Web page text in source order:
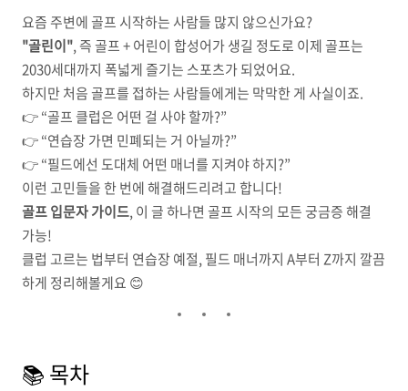
요즘 주변에 골프 시작하는 사람들 많지 않으신가요?
"골린이", 즉 골프 + 어린이 합성어가 생길 정도로 이제 골프는
2030세대까지 폭넓게 즐기는 스포츠가 되었어요.
하지만 처음 골프를 접하는 사람들에게는 막막한 게 사실이죠.
👉 “골프 클럽은 어떤 걸 사야 할까?”
👉 “연습장 가면 민폐되는 거 아닐까?”
👉 “필드에선 도대체 어떤 매너를 지켜야 하지?”
이런 고민들을 한 번에 해결해드리려고 합니다!
골프 입문자 가이드, 이 글 하나면 골프 시작의 모든 궁금증 해결
가능!
클럽 고르는 법부터 연습장 예절, 필드 매너까지 A부터 Z까지 깔끔
하게 정리해볼게요 😊
📚 목차